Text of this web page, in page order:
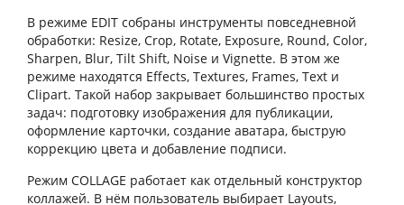
В режиме EDIT собраны инструменты повседневной
обработки: Resize, Crop, Rotate, Exposure, Round, Color,
Sharpen, Blur, Tilt Shift, Noise и Vignette. В этом же
режиме находятся Effects, Textures, Frames, Text и
Clipart. Такой набор закрывает большинство простых
задач: подготовку изображения для публикации,
оформление карточки, создание аватара, быструю
коррекцию цвета и добавление подписи.
Режим COLLAGE работает как отдельный конструктор
коллажей. В нём пользователь выбирает Layouts,